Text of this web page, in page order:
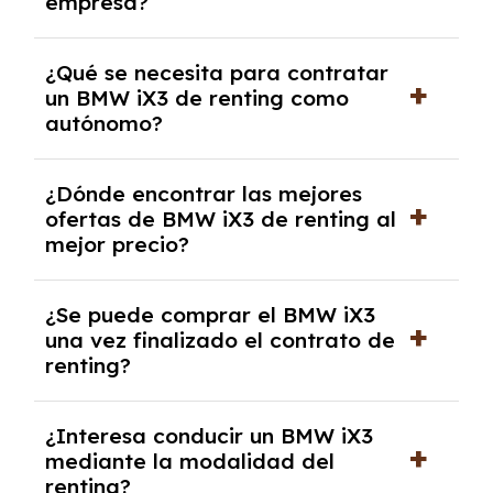
documentación financiera y, en algunos
casos, un informe de solvencia de la empresa
y un pago inicial.
¿Qué se necesita para contratar
un BMW iX3 de renting como
autónomo?
autónomos, justificante de ingresos y, en
algunos casos, un informe fiscal y un pago
inicial.
¿Dónde encontrar las mejores
ofertas de BMW iX3 de renting al
mejor precio?
mejores ofertas de vehículos de renting con
todos los gastos incluidos y sin pagar
entradas.
¿Se puede comprar el BMW iX3
una vez finalizado el contrato de
renting?
renting se puede adquirir el coche. En este
caso tendrán que analizar los años, la
¿Interesa conducir un BMW iX3
mediante la modalidad del
renting?